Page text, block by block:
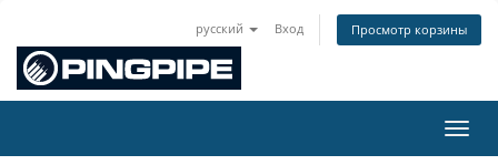
русский Вход Просмотр корзины